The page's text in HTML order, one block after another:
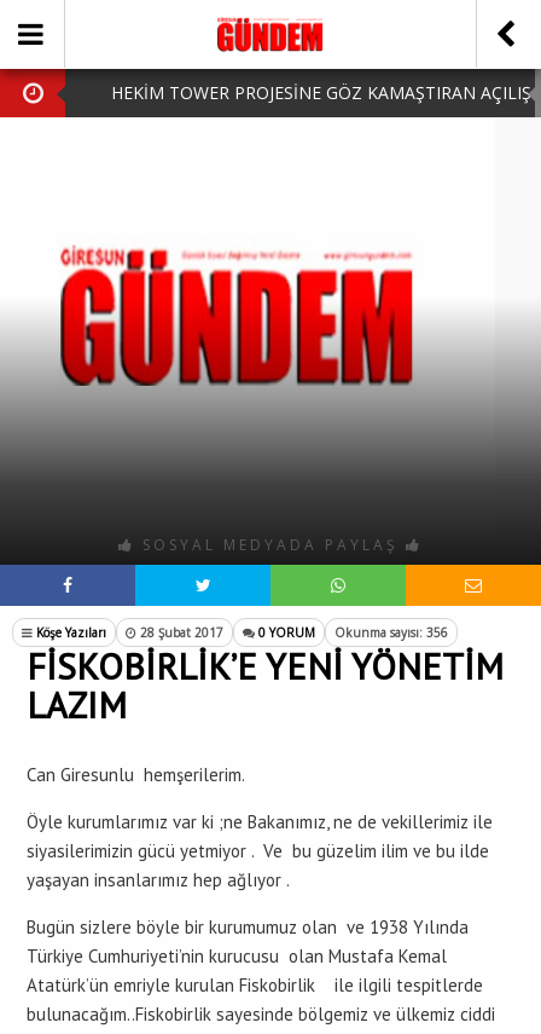
HEKİM TOWER PROJESİNE GÖZ KAMAŞTIRAN AÇILIŞ
HARUN CİCİ: VİDEOYU GÖRÜNCE GÖZLERİM DOLDU
SOSYAL MEDYADA PAYLAŞ
Köşe Yazıları 28 Şubat 2017 0 YORUM Okunma sayısı: 356
FİSKOBİRLİK’E YENİ YÖNETİM
LAZIM
Can Giresunlu hemşerilerim.
Öyle kurumlarımız var ki ;ne Bakanımız, ne de vekillerimiz ile
siyasilerimizin gücü yetmiyor . Ve bu güzelim ilim ve bu ilde
yaşayan insanlarımız hep ağlıyor .
Bugün sizlere böyle bir kurumumuz olan ve 1938 Yılında
Türkiye Cumhuriyeti’nin kurucusu olan Mustafa Kemal
Atatürk’ün emriyle kurulan Fiskobirlik ile ilgili tespitlerde
bulunacağım..Fiskobirlik sayesinde bölgemiz ve ülkemiz ciddi